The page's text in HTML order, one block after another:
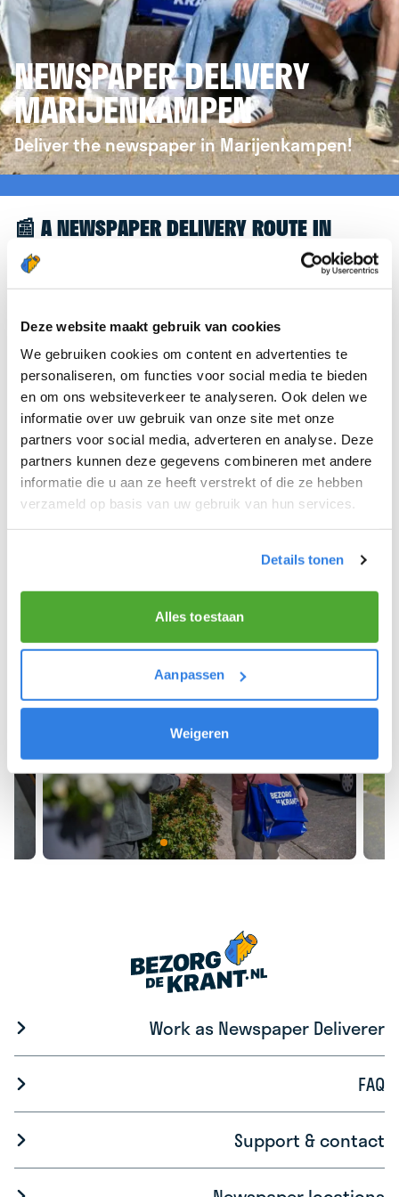
Deze website maakt gebruik van cookies
We gebruiken cookies om content en advertenties te
personaliseren, om functies voor social media te bieden
en om ons websiteverkeer te analyseren. Ook delen we
informatie over uw gebruik van onze site met onze
partners voor social media, adverteren en analyse. Deze
partners kunnen deze gegevens combineren met andere
informatie die u aan ze heeft verstrekt of die ze hebben
verzameld op basis van uw gebruik van hun services.
Details tonen
Alles toestaan
Aanpassen
Weigeren
NEWSPAPER DELIVERY
MARIJENKAMPEN
Deliver the newspaper in Marijenkampen!
📰 A NEWSPAPER DELIVERY ROUTE IN
MARIJENKAMPEN
Great to see you're interested in a newspaper
further, we’d like to refer you to the
krantenbezorgen.nl website. There, you can easily
sign up to deliver newspapers in Marijenkampen.
We hope you can get started soon and wish you
the best of luck! 🚴‍♂️💨
Work as Newspaper Deliverer
FAQ
Support & contact